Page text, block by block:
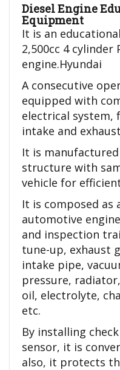
Diesel Engine
Equipment
It is an
2,500cc 4 cylinder
engine.Hyundai
A consecutive
equipped with
electrical system,
intake and
It is
structure with
vehicle for
It is composed as
automotive
and inspection
tune-up, exhaust
intake pipe,
pressure,
oil, electrolyte,
etc.
By installing
sensor, it is
also, it protects